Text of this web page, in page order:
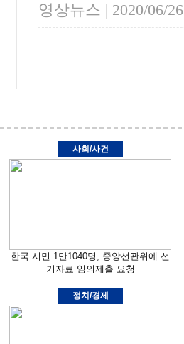
영상뉴스 | 2020/06/26
사회/사건
한국 시민 1만1040명, 중앙선관위에 선
거자료 임의제출 요청
정치/경제